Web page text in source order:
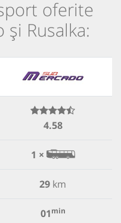
oferite
Rusalka:
4.58
1 ×
29 km
01min